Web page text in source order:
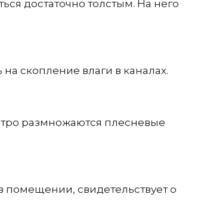
достаточно толстым. На него
скопление влаги в каналах.
размножаются плесневые
свидетельствует о